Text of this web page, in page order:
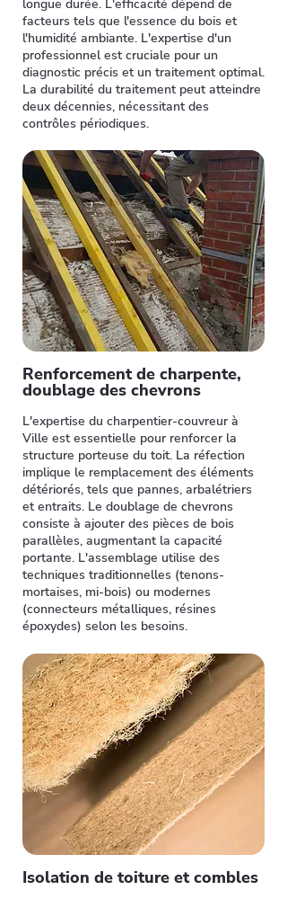
longue durée. L'efficacité dépend de
facteurs tels que l'essence du bois et
l'humidité ambiante. L'expertise d'un
professionnel est cruciale pour un
diagnostic précis et un traitement optimal.
La durabilité du traitement peut atteindre
deux décennies, nécessitant des
contrôles périodiques.
Renforcement de charpente,
doublage des chevrons
L'expertise du charpentier-couvreur à
Ville est essentielle pour renforcer la
structure porteuse du toit. La réfection
implique le remplacement des éléments
détériorés, tels que pannes, arbalétriers
et entraits. Le doublage de chevrons
consiste à ajouter des pièces de bois
parallèles, augmentant la capacité
portante. L'assemblage utilise des
techniques traditionnelles (tenons-
mortaises, mi-bois) ou modernes
(connecteurs métalliques, résines
époxydes) selon les besoins.
Isolation de toiture et combles